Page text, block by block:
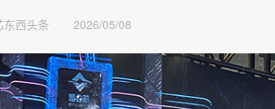
东西头条 2026/05/08